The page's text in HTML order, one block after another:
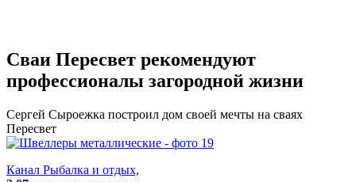
Сваи Пересвет рекомендуют
профессионалы загородной жизни
Сергей Сыроежка построил дом своей мечты на сваях
Пересвет
Канал Рыбалка и отдых,